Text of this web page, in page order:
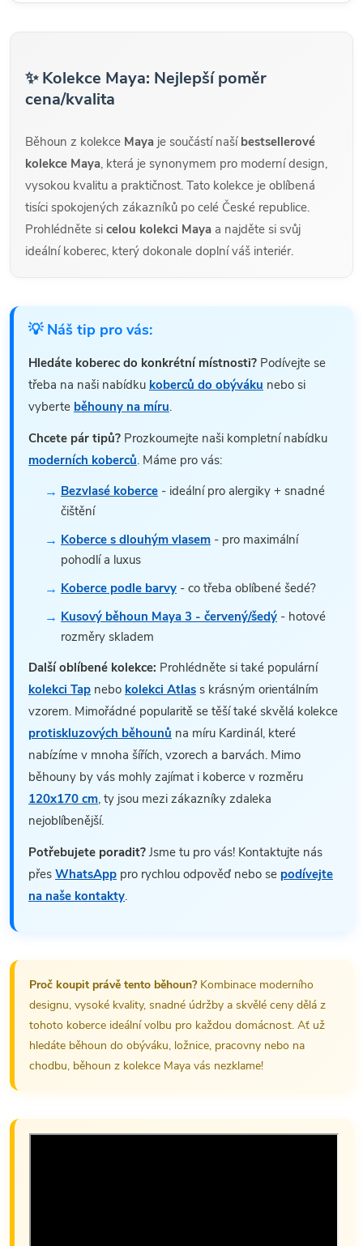
✨ Kolekce Maya: Nejlepší poměr
cena/kvalita
Běhoun z kolekce Maya je součástí naší bestsellerové
kolekce Maya, která je synonymem pro moderní design,
vysokou kvalitu a praktičnost. Tato kolekce je oblíbená
tisíci spokojených zákazníků po celé České republice.
Prohlédněte si celou kolekci Maya a najděte si svůj
ideální koberec, který dokonale doplní váš interiér.
💡 Náš tip pro vás:
Hledáte koberec do konkrétní místnosti? Podívejte se
třeba na naši nabídku koberců do obýváku nebo si
vyberte běhouny na míru.
Chcete pár tipů? Prozkoumejte naši kompletní nabídku
moderních koberců. Máme pro vás:
Bezvlasé koberce - ideální pro alergiky + snadné
čištění
Koberce s dlouhým vlasem - pro maximální
pohodlí a luxus
Koberce podle barvy - co třeba oblíbené šedé?
Kusový běhoun Maya 3 - červený/šedý - hotové
rozměry skladem
Další oblíbené kolekce: Prohlédněte si také populární
kolekci Tap nebo kolekci Atlas s krásným orientálním
vzorem. Mimořádné popularitě se těší také skvělá kolekce
protiskluzových běhounů na míru Kardinál, které
nabízíme v mnoha šířích, vzorech a barvách. Mimo
běhouny by vás mohly zajímat i koberce v rozměru
120x170 cm, ty jsou mezi zákazníky zdaleka
nejoblíbenější.
Potřebujete poradit? Jsme tu pro vás! Kontaktujte nás
přes WhatsApp pro rychlou odpověď nebo se podívejte
na naše kontakty.
Proč koupit právě tento běhoun?Kombinace moderního
designu, vysoké kvality, snadné údržby a skvělé ceny dělá z
tohoto koberce ideální volbu pro každou domácnost. Ať už
hledáte běhoun do obýváku, ložnice, pracovny nebo na
chodbu, běhoun z kolekce Maya vás nezklame!